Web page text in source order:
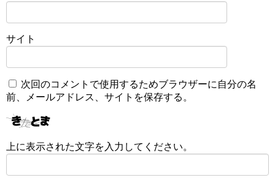
サイト
次回のコメントで使用するためブラウザーに自分の名
前、メールアドレス、サイトを保存する。
上に表示された文字を入力してください。